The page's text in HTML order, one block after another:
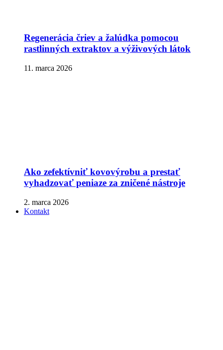
Regenerácia čriev a žalúdka pomocou
rastlinných extraktov a výživových látok
11. marca 2026
Ako zefektívniť kovovýrobu a prestať
vyhadzovať peniaze za zničené nástroje
2. marca 2026
Kontakt